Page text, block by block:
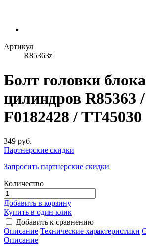
Артикул
R85363z
Болт головки блока
цилиндров R85363
F0182428 / TT45030
349 руб.
Партнерские скидки
Запросить партнерские скидки
Количество
Добавить в корзину
Купить в один клик
Добавить к сравнению
Описание Технические характеристики
Описание